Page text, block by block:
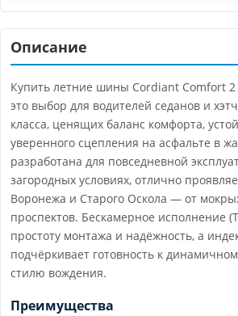
Описание
Купить летние шины Cordiant Comfort 2
это выбор для водителей седанов и
класса, ценящих баланс комфорта,
уверенного сцепления на асфальте в
разработана для повседневной
загородных условиях, отлично
Воронежа и Старого Оскола — от
проспектов. Бескамерное исполнение
простоту монтажа и надёжность, а
подчёркивает готовность к
стилю вождения.
Преимущества